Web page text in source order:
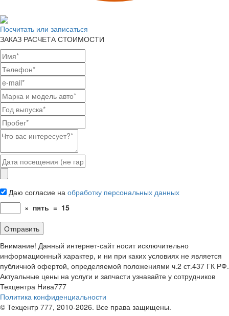
Посчитать или записаться
ЗАКАЗ РАСЧЕТА СТОИМОСТИ
Даю согласие на обработку персональных данных
× пять = 15
Внимание! Данный интернет-сайт носит исключительно
информационный характер, и ни при каких условиях не является
публичной офертой, определяемой положениями ч.2 ст.437 ГК РФ.
Актуальные цены на услуги и запчасти узнавайте у сотрудников
Техцентра Нива777
Политика конфиденциальности
© Техцентр 777, 2010-2026. Все права защищены.